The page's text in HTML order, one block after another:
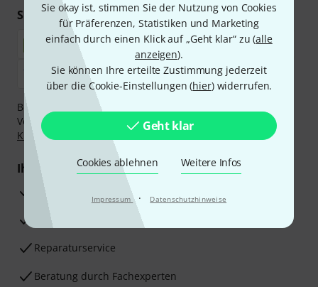
Sie okay ist, stimmen Sie der Nutzung von Cookies
für Präferenzen, Statistiken und Marketing
einfach durch einen Klick auf „Geht klar“ zu (alle
anzeigen).
Sie können Ihre erteilte Zustimmung jederzeit
über die Cookie-Einstellungen (hier) widerrufen.
Geht klar
Cookies ablehnen Weitere Infos
Impressum · Datenschutzhinweise
Sicher einkaufen & bezahlen
Bezahlen Sie vertraulich und sicher per Nachnahme,
Vorkasse, PayPal, Amazon Pay,Klarna Sofort bezahlen,
Klarna Ratenzahlung
Ihre Vorteile
3 Jahre Thomann Garantie
30 Tage Money-Back-Garantie
Reparaturservice
Beratung durch Fachexperten